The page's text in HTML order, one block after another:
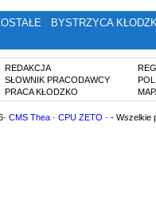
BYSTRZYCA
REDAKCJA
SŁOWNIK PRACODAWCY
PRACA KŁODZKO
CMS Thea · CPU ZETO · - Wszelkie